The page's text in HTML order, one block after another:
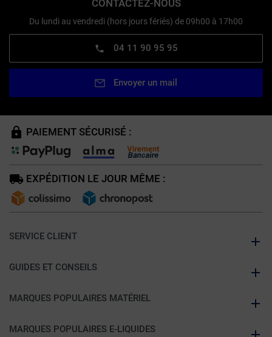
CONTACTEZ-NOUS
Du lundi au vendredi (hors jours fériés) de 09h00 à 17h00
04 11 90 95 95
Envoyer un mail
PAIEMENT SÉCURISÉ :
EXPÉDITION LE JOUR MÊME :
SERVICE CLIENT
GUIDES ET CONSEILS
MARQUES POPULAIRES MATÉRIEL
MARQUES POPULAIRES E-LIQUIDES